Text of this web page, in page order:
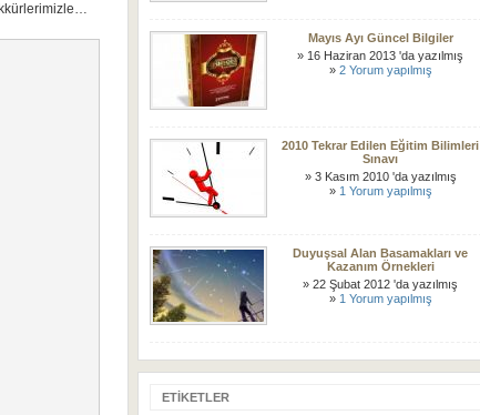
Mayıs Ayı Güncel Bilgiler
» 16 Haziran 2013 'da yazılmış
» 2 Yorum yapılmış
2010 Tekrar Edilen Eğitim Bilimleri
Sınavı
» 3 Kasım 2010 'da yazılmış
» 1 Yorum yapılmış
Duyuşsal Alan Basamakları ve
Kazanım Örnekleri
» 22 Şubat 2012 'da yazılmış
» 1 Yorum yapılmış
ETIKETLER